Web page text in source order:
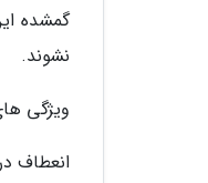
گمشده
نشوند.
ویژگی
انعطاف